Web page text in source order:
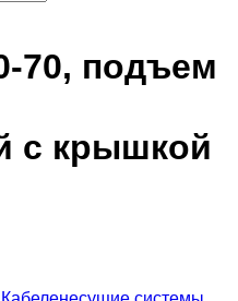
70, подъем
с крышкой